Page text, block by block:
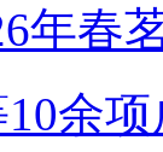
年春
余